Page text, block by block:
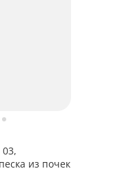
из почек